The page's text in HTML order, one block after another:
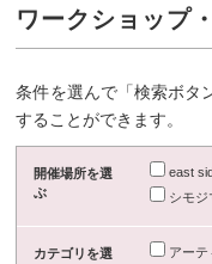
ワークショップ
条件を選んで「検索ボタ
することができます。
開催場所を選
ぶ
east
シモジ
カテゴリを選
アーテ